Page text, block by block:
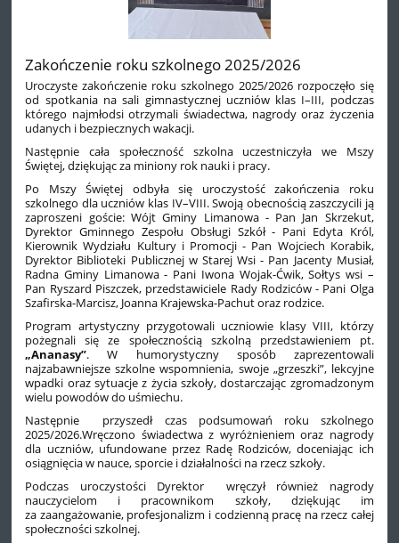
Zakończenie roku szkolnego 2025/2026
Uroczyste zakończenie roku szkolnego 2025/2026 rozpoczęło się
od spotkania na sali gimnastycznej uczniów klas I–III, podczas
którego najmłodsi otrzymali świadectwa, nagrody oraz życzenia
udanych i bezpiecznych wakacji.
Następnie cała społeczność szkolna uczestniczyła we Mszy
Świętej, dziękując za miniony rok nauki i pracy.
Po Mszy Świętej odbyła się uroczystość zakończenia roku
szkolnego dla uczniów klas IV–VIII. Swoją obecnością zaszczycili ją
zaproszeni goście: Wójt Gminy Limanowa - Pan Jan Skrzekut,
Dyrektor Gminnego Zespołu Obsługi Szkół - Pani Edyta Król,
Kierownik Wydziału Kultury i Promocji - Pan Wojciech Korabik,
Dyrektor Biblioteki Publicznej w Starej Wsi - Pan Jacenty Musiał,
Radna Gminy Limanowa - Pani Iwona Wojak-Ćwik, Sołtys wsi –
Pan Ryszard Piszczek, przedstawiciele Rady Rodziców - Pani Olga
Szafirska-Marcisz, Joanna Krajewska-Pachut oraz rodzice.
Program artystyczny przygotowali uczniowie klasy VIII, którzy
pożegnali się ze społecznością szkolną przedstawieniem pt.
„Ananasy”. W humorystyczny sposób zaprezentowali
najzabawniejsze szkolne wspomnienia, swoje „grzeszki”, lekcyjne
wpadki oraz sytuacje z życia szkoły, dostarczając zgromadzonym
wielu powodów do uśmiechu.
Następnie przyszedł czas podsumowań roku szkolnego
2025/2026.Wręczono świadectwa z wyróżnieniem oraz nagrody
dla uczniów, ufundowane przez Radę Rodziców, doceniając ich
osiągnięcia w nauce, sporcie i działalności na rzecz szkoły.
Podczas uroczystości Dyrektor wręczył również nagrody
nauczycielom i pracownikom szkoły, dziękując im
za zaangażowanie, profesjonalizm i codzienną pracę na rzecz całej
społeczności szkolnej.